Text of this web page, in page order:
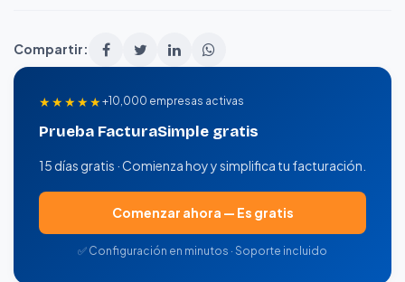
Compartir:
★★★★★+10,000 empresas activas
Prueba FacturaSimple gratis
15 días gratis · Comienza hoy y simplifica tu facturación.
Comenzar ahora — Es gratis
✅ Configuración en minutos · Soporte incluido